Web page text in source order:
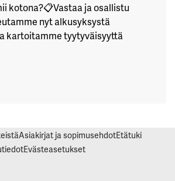
kotona?📋Vastaa ja osallistu
nyt alkusyksystä
kartoitamme tyytyväisyyttä
internetistä
Asiakirjat ja sopimusehdotEtätuki
Evästeasetukset